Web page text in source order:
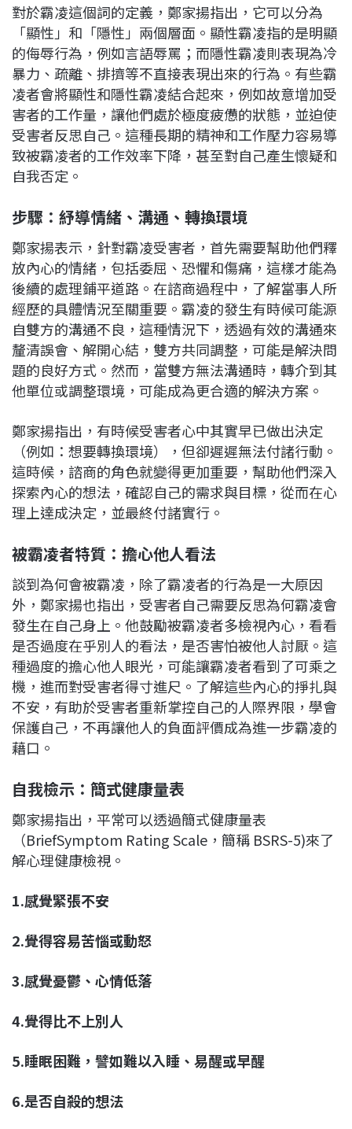
對於霸凌這個詞的定義，鄭家揚指出，它可以分為
「顯性」和「隱性」兩個層面。顯性霸凌指的是明顯
的侮辱行為，例如言語辱罵；而隱性霸凌則表現為冷
暴力、疏離、排擠等不直接表現出來的行為。有些霸
凌者會將顯性和隱性霸凌結合起來，例如故意增加受
害者的工作量，讓他們處於極度疲憊的狀態，並迫使
受害者反思自己。這種長期的精神和工作壓力容易導
致被霸凌者的工作效率下降，甚至對自己產生懷疑和
自我否定。
步驟：紓導情緒、溝通、轉換環境
鄭家揚表示，針對霸凌受害者，首先需要幫助他們釋
放內心的情緒，包括委屈、恐懼和傷痛，這樣才能為
後續的處理鋪平道路。在諮商過程中，了解當事人所
經歷的具體情況至關重要。霸凌的發生有時候可能源
自雙方的溝通不良，這種情況下，透過有效的溝通來
釐清誤會、解開心結，雙方共同調整，可能是解決問
題的良好方式。然而，當雙方無法溝通時，轉介到其
他單位或調整環境，可能成為更合適的解決方案。
鄭家揚指出，有時候受害者心中其實早已做出決定
（例如：想要轉換環境），但卻遲遲無法付諸行動。
這時候，諮商的角色就變得更加重要，幫助他們深入
探索內心的想法，確認自己的需求與目標，從而在心
理上達成決定，並最終付諸實行。
被霸凌者特質：擔心他人看法
談到為何會被霸凌，除了霸凌者的行為是一大原因
外，鄭家揚也指出，受害者自己需要反思為何霸凌會
發生在自己身上。他鼓勵被霸凌者多檢視內心，看看
是否過度在乎別人的看法，是否害怕被他人討厭。這
種過度的擔心他人眼光，可能讓霸凌者看到了可乘之
機，進而對受害者得寸進尺。了解這些內心的掙扎與
不安，有助於受害者重新掌控自己的人際界限，學會
保護自己，不再讓他人的負面評價成為進一步霸凌的
藉口。
自我檢示：簡式健康量表
鄭家揚指出，平常可以透過簡式健康量表
（BriefSymptom Rating Scale，簡稱 BSRS-5)來了
解心理健康檢視。
1.感覺緊張不安
2.覺得容易苦惱或動怒
3.感覺憂鬱、心情低落
4.覺得比不上別人
5.睡眠困難，譬如難以入睡、易醒或早醒
6.是否自殺的想法